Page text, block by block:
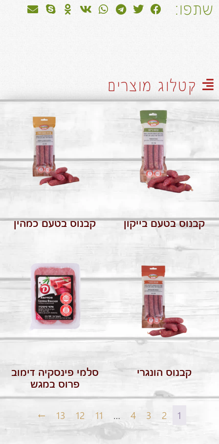
שתפו:
קטלוג מוצרים
קבנוס בטעם בייקון קבנוס בטעם כמהין
קבנוס הונגרי
סלמי פינסקיה דימוב
פרוס במגש
1
2
3
4
…
11
12
13
←